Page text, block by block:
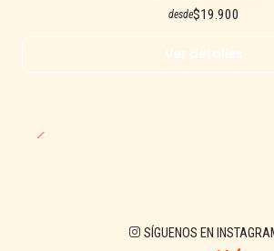
desde$19.900
Ver detalles
SÍGUENOS EN